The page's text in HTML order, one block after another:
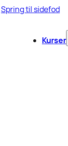
Spring til sidefod
Kurser